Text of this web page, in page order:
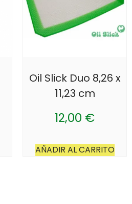
Oil Slick Duo 8,26 x
11,23 cm
12,00 €
AÑADIR AL CARRITO